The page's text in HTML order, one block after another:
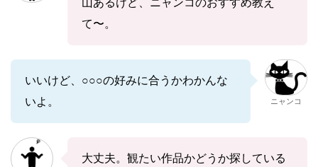
て〜。
いいけど、○○○の好みに合うかわかんな
いよ。
ニャンコ
大丈夫。観たい作品かどうか探している